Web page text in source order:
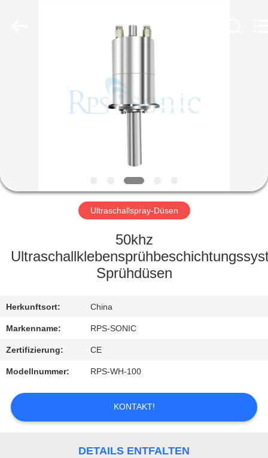
PRODUKTE
FABRIK-
AUSFLUG
QUALITÄTSKONTROLLE
SIE
MIT
UNS
IN
VERBINDUNG
NACHRICHTEN
Ultraschallspray-Düsen
50khz
Sprühdüsen
Herkunftsort: China
Markenname: RPS-SONIC
Zertifizierung: CE
Modellnummer: RPS-WH-100
KONTAKT!
DETAILS ENTFALTEN